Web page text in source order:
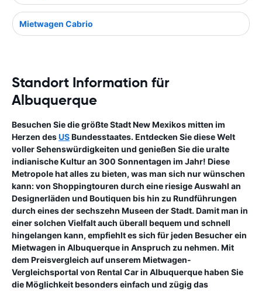
Mietwagen Cabrio
Standort Information für
Albuquerque
Besuchen Sie die größte Stadt New Mexikos mitten im
Herzen desUS Bundesstaates. Entdecken Sie diese Welt
voller Sehenswürdigkeiten und genießen Sie die uralte
indianische Kultur an 300 Sonnentagen im Jahr! Diese
Metropole hat alles zu bieten, was man sich nur wünschen
kann: von Shoppingtouren durch eine riesige Auswahl an
Designerläden und Boutiquen bis hin zu Rundführungen
durch eines der sechszehn Museen der Stadt. Damit man in
einer solchen Vielfalt auch überall bequem und schnell
hingelangen kann, empfiehlt es sich für jeden Besucher ein
Mietwagen in Albuquerque in Anspruch zu nehmen. Mit
dem Preisvergleich auf unserem Mietwagen-
Vergleichsportal von Rental Car in Albuquerque haben Sie
die Möglichkeit besonders einfach und zügig das